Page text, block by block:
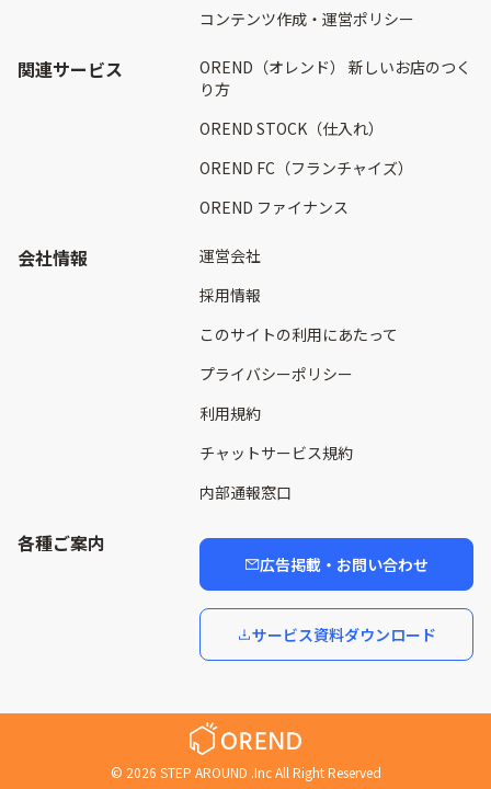
コンテンツ作成・運営ポリシー
関連サービス
OREND（オレンド） 新しいお店のつく
り方
OREND STOCK（仕入れ）
OREND FC（フランチャイズ）
OREND ファイナンス
会社情報
運営会社
採用情報
このサイトの利用にあたって
プライバシーポリシー
利用規約
チャットサービス規約
内部通報窓口
各種ご案内
広告掲載・お問い合わせ
サービス資料ダウンロード
© 2026 STEP AROUND .Inc All Right Reserved